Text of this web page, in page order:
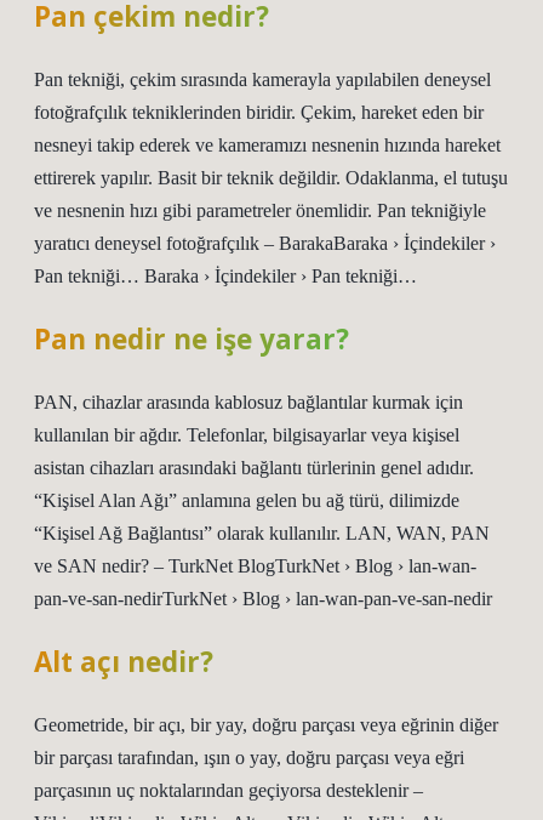
Pan çekim nedir?
Pan tekniği, çekim sırasında kamerayla yapılabilen deneysel
fotoğrafçılık tekniklerinden biridir. Çekim, hareket eden bir
nesneyi takip ederek ve kameramızı nesnenin hızında hareket
ettirerek yapılır. Basit bir teknik değildir. Odaklanma, el tutuşu
ve nesnenin hızı gibi parametreler önemlidir. Pan tekniğiyle
yaratıcı deneysel fotoğrafçılık – BarakaBaraka › İçindekiler ›
Pan tekniği… Baraka › İçindekiler › Pan tekniği…
Pan nedir ne işe yarar?
PAN, cihazlar arasında kablosuz bağlantılar kurmak için
kullanılan bir ağdır. Telefonlar, bilgisayarlar veya kişisel
asistan cihazları arasındaki bağlantı türlerinin genel adıdır.
“Kişisel Alan Ağı” anlamına gelen bu ağ türü, dilimizde
“Kişisel Ağ Bağlantısı” olarak kullanılır. LAN, WAN, PAN
ve SAN nedir? – TurkNet BlogTurkNet › Blog › lan-wan-
pan-ve-san-nedirTurkNet › Blog › lan-wan-pan-ve-san-nedir
Alt açı nedir?
Geometride, bir açı, bir yay, doğru parçası veya eğrinin diğer
bir parçası tarafından, ışın o yay, doğru parçası veya eğri
parçasının uç noktalarından geçiyorsa desteklenir – ​​